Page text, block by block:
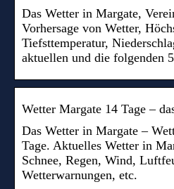
Das Wetter in Margate,
Vorhersage von Wetter,
Tiefsttemperatur,
aktuellen und die folgenden
Wetter Margate 14 Tage –
Das Wetter in Margate –
Tage. Aktuelles Wetter in
Schnee, Regen, Wind,
Wetterwarnungen, etc.